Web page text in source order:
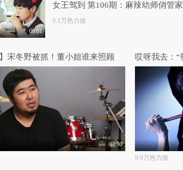
08:01
女王驾到 第106期：麻辣幼师俏管家
9.1万热力值
宋冬野被抓！董小姐谁来照顾
03:00
9.9万热力值